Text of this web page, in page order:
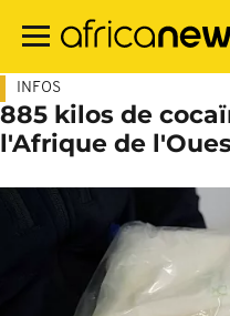
contenu
INFOS
885 kilos de
l'Afrique de